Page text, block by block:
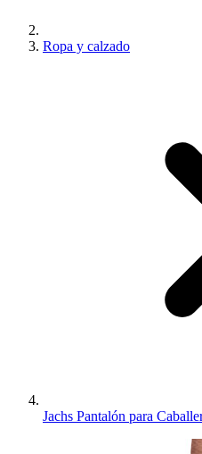
Ropa y calzado
Jachs Pantalón para